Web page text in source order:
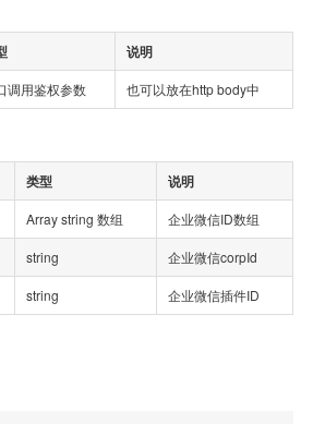
说明
调用鉴权参数 也可以放在http body中
类型 说明
Array string 数组 企业微信ID数组
string 企业微信corpId
string 企业微信插件ID